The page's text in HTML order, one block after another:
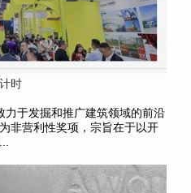
时
于发掘和推广建筑领域的前沿
非营利性奖项，宗旨在于以开